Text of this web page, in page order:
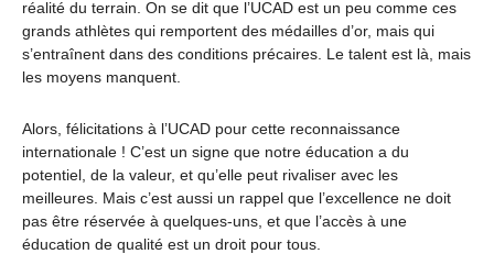
réalité du terrain. On se dit que l’UCAD est un peu comme ces
grands athlètes qui remportent des médailles d’or, mais qui
s’entraînent dans des conditions précaires. Le talent est là, mais
les moyens manquent.
Alors, félicitations à l’UCAD pour cette reconnaissance
internationale ! C’est un signe que notre éducation a du
potentiel, de la valeur, et qu’elle peut rivaliser avec les
meilleures. Mais c’est aussi un rappel que l’excellence ne doit
pas être réservée à quelques-uns, et que l’accès à une
éducation de qualité est un droit pour tous.